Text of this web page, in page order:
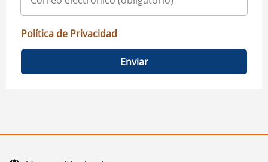
Política de Privacidad
Enviar